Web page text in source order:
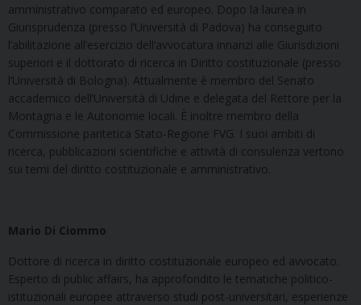
amministrativo comparato ed europeo. Dopo la laurea in
Giurisprudenza (presso l’Università di Padova) ha conseguito
l’abilitazione all’esercizio dell’avvocatura innanzi alle Giurisdizioni
superiori e il dottorato di ricerca in Diritto costituzionale (presso
l’Università di Bologna). Attualmente è membro del Senato
accademico dell’Università di Udine e delegata del Rettore per la
Montagna e le Autonomie locali. È inoltre membro della
Commissione paritetica Stato-Regione FVG. I suoi ambiti di
ricerca, pubblicazioni scientifiche e attività di consulenza vertono
sui temi del diritto costituzionale e amministrativo.
Mario Di Ciommo
Dottore di ricerca in diritto costituzionale europeo ed avvocato.
Esperto di public affairs, ha approfondito le tematiche politico-
istituzionali europee attraverso studi post-universitari, esperienze